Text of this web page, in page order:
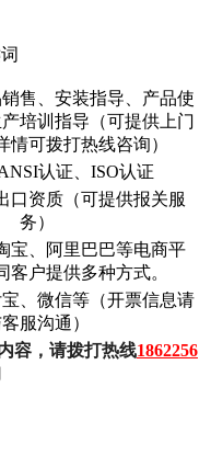
售、安装指导、产品使
培训指导（可提供上门
情可拨打热线咨询）
认证、ISO认证
口资质（可提供报关服
务）
宝、阿里巴巴等电商平
客户提供多种方式。
、微信等（开票信息请
服沟通）
容，请拨打热线1862256